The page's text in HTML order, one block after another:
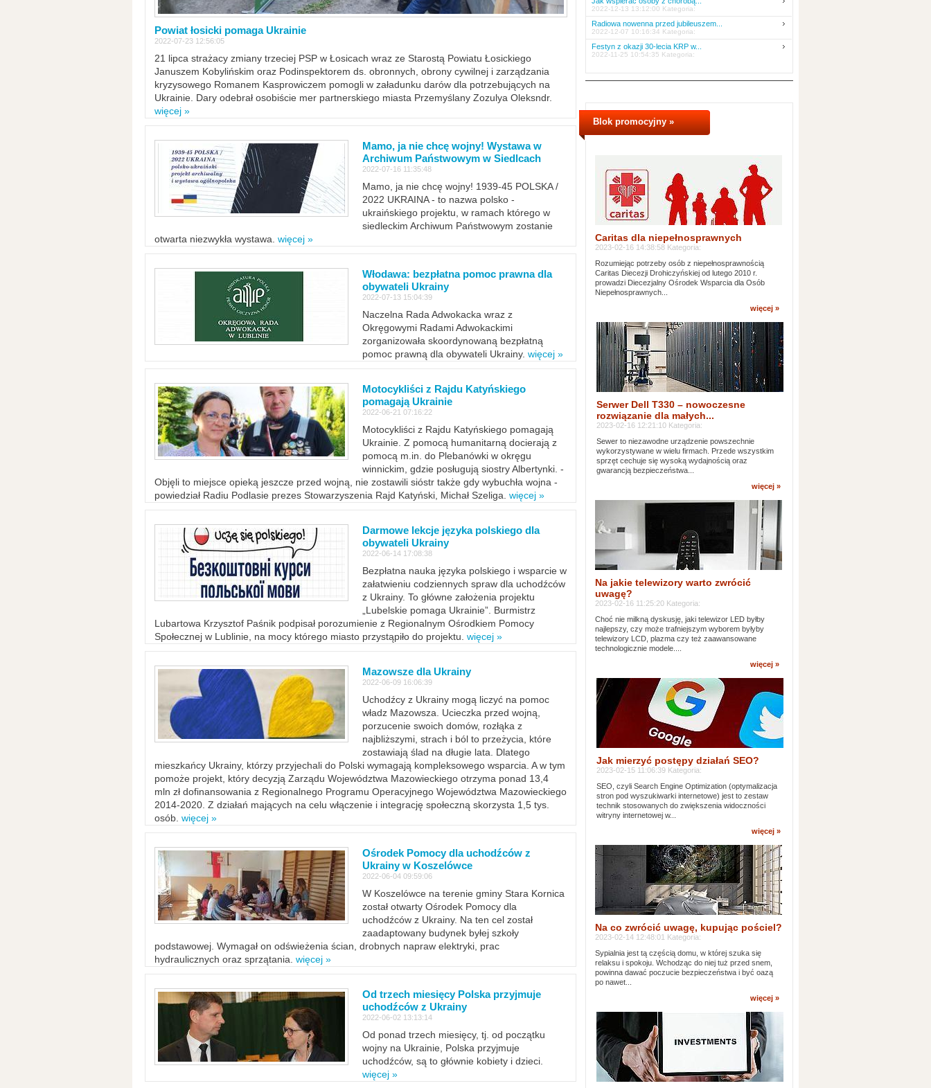
Powiat łosicki pomaga Ukrainie
2022-07-23 12:56:05
21 lipca strażacy zmiany trzeciej PSP w Łosicach wraz ze Starostą Powiatu Łosickiego
Januszem Kobylińskim oraz Podinspektorem ds. obronnych, obrony cywilnej i zarządzania
kryzysowego Romanem Kasprowiczem pomogli w załadunku darów dla potrzebujących na
Ukrainie. Dary odebrał osobiście mer partnerskiego miasta Przemyślany Zozulya Oleksndr.
więcej »
Mamo, ja nie chcę wojny! Wystawa w
Archiwum Państwowym w Siedlcach
2022-07-16 11:35:48
Mamo, ja nie chcę wojny! 1939-45 POLSKA /
2022 UKRAINA - to nazwa polsko -
ukraińskiego projektu, w ramach którego w
siedleckim Archiwum Państwowym zostanie
otwarta niezwykła wystawa. więcej »
Włodawa: bezpłatna pomoc prawna dla
obywateli Ukrainy
2022-07-13 15:04:39
Naczelna Rada Adwokacka wraz z
Okręgowymi Radami Adwokackimi
zorganizowała skoordynowaną bezpłatną
pomoc prawną dla obywateli Ukrainy. więcej »
Motocykliści z Rajdu Katyńskiego
pomagają Ukrainie
2022-06-21 07:16:22
Motocykliści z Rajdu Katyńskiego pomagają
Ukrainie. Z pomocą humanitarną docierają z
pomocą m.in. do Plebanówki w okręgu
winnickim, gdzie posługują siostry Albertynki. -
Objęli to miejsce opieką jeszcze przed wojną, nie zostawili sióstr także gdy wybuchła wojna -
powiedział Radiu Podlasie prezes Stowarzyszenia Rajd Katyński, Michał Szeliga. więcej »
Darmowe lekcje języka polskiego dla
obywateli Ukrainy
2022-06-14 17:08:38
Bezpłatna nauka języka polskiego i wsparcie w
załatwieniu codziennych spraw dla uchodźców
z Ukrainy. To główne założenia projektu
„Lubelskie pomaga Ukrainie”. Burmistrz
Lubartowa Krzysztof Paśnik podpisał porozumienie z Regionalnym Ośrodkiem Pomocy
Społecznej w Lublinie, na mocy którego miasto przystąpiło do projektu. więcej »
Mazowsze dla Ukrainy
2022-06-09 16:06:39
Uchodźcy z Ukrainy mogą liczyć na pomoc
władz Mazowsza. Ucieczka przed wojną,
porzucenie swoich domów, rozłąka z
najbliższymi, strach i ból to przeżycia, które
zostawiają ślad na długie lata. Dlatego
mieszkańcy Ukrainy, którzy przyjechali do Polski wymagają kompleksowego wsparcia. A w tym
pomoże projekt, który decyzją Zarządu Województwa Mazowieckiego otrzyma ponad 13,4
mln zł dofinansowania z Regionalnego Programu Operacyjnego Województwa Mazowieckiego
2014-2020. Z działań mających na celu włączenie i integrację społeczną skorzysta 1,5 tys.
osób. więcej »
Ośrodek Pomocy dla uchodźców z
Ukrainy w Koszelówce
2022-06-04 09:59:06
W Koszelówce na terenie gminy Stara Kornica
został otwarty Ośrodek Pomocy dla
uchodźców z Ukrainy. Na ten cel został
zaadaptowany budynek byłej szkoły
podstawowej. Wymagał on odświeżenia ścian, drobnych napraw elektryki, prac
hydraulicznych oraz sprzątania. więcej »
Od trzech miesięcy Polska przyjmuje
uchodźców z Ukrainy
2022-06-02 13:13:14
Od ponad trzech miesięcy, tj. od początku
wojny na Ukrainie, Polska przyjmuje
uchodźców, są to głównie kobiety i dzieci.
więcej »
2022-12-13 13:12:00 Kategoria:
Radiowa nowenna przed jubileuszem...
2022-12-07 10:16:34 Kategoria:
Festyn z okazji 30-lecia KRP w...
2022-11-25 10:54:35 Kategoria:
Blok promocyjny »
Caritas dla niepełnosprawnych
2023-02-16 14:38:58 Kategoria:
Rozumiejąc potrzeby osób z niepełnosprawnością
Caritas Diecezji Drohiczyńskiej od lutego 2010 r.
prowadzi Diecezjalny Ośrodek Wsparcia dla Osób
Niepełnosprawnych...
więcej »
Serwer Dell T330 – nowoczesne
rozwiązanie dla małych...
2023-02-16 12:21:10 Kategoria:
Sewer to niezawodne urządzenie powszechnie
wykorzystywane w wielu firmach. Przede wszystkim
sprzęt cechuje się wysoką wydajnością oraz
gwarancją bezpieczeństwa...
więcej »
Na jakie telewizory warto zwrócić
uwagę?
2023-02-16 11:25:20 Kategoria:
Choć nie milkną dyskusję, jaki telewizor LED byłby
najlepszy, czy może trafniejszym wyborem byłyby
telewizory LCD, plazma czy też zaawansowane
technologicznie modele....
więcej »
Jak mierzyć postępy działań SEO?
2023-02-15 11:06:39 Kategoria:
SEO, czyli Search Engine Optimization (optymalizacja
stron pod wyszukiwarki internetowe) jest to zestaw
technik stosowanych do zwiększenia widoczności
witryny internetowej w...
więcej »
Na co zwrócić uwagę, kupując pościel?
2023-02-14 12:48:01 Kategoria:
Sypialnia jest tą częścią domu, w której szuka się
relaksu i spokoju. Wchodząc do niej tuż przed snem,
powinna dawać poczucie bezpieczeństwa i być oazą
po nawet...
więcej »